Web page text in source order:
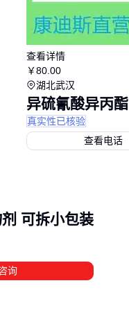
查看详情
￥80.00
湖北武汉
异硫氰酸异丙
真实性已核验
查看电话
可拆小包装
询